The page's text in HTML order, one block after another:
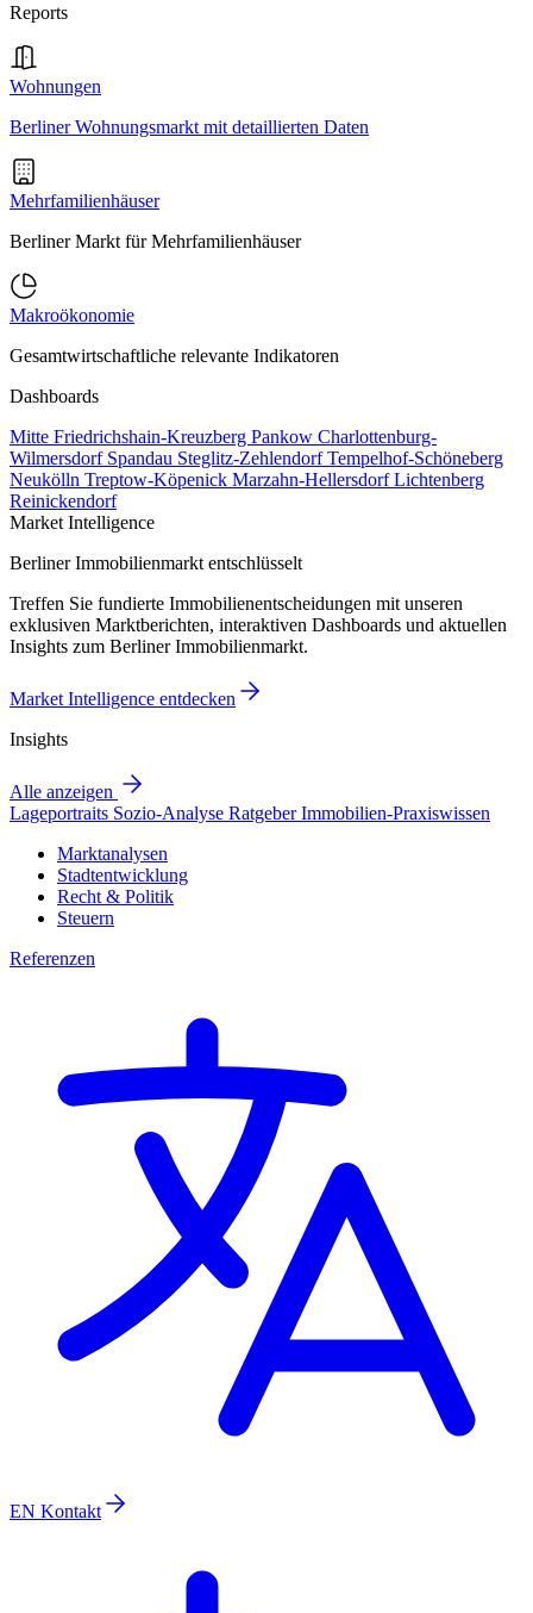
Reports
Wohnungen
Berliner Wohnungsmarkt mit detaillierten Daten
Mehrfamilienhäuser
Berliner Markt für Mehrfamilienhäuser
Makroökonomie
Gesamtwirtschaftliche relevante Indikatoren
Dashboards
Mitte Friedrichshain-Kreuzberg Pankow Charlottenburg-
Wilmersdorf Spandau Steglitz-ZehlendorfTempelhof-Schöneberg
Neukölln Treptow-Köpenick Marzahn-HellersdorfLichtenberg
Reinickendorf
Market Intelligence
Berliner Immobilienmarkt entschlüsselt
Treffen Sie fundierte Immobilienentscheidungen mit unseren
exklusiven Marktberichten, interaktiven Dashboards und aktuellen
Insights zum Berliner Immobilienmarkt.
Market Intelligence entdecken
Insights
Alle anzeigen
Lageportraits Sozio-Analyse RatgeberImmobilien-Praxiswissen
Marktanalysen
Stadtentwicklung
Recht & Politik
Steuern
Referenzen
EN Kontakt